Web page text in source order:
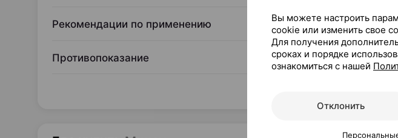
Рекомендации по применению
Противопоказание
Вы можете настроить
cookie или изменить свое
Для получения
сроках и порядке
ознакомиться с нашей
Отклонить